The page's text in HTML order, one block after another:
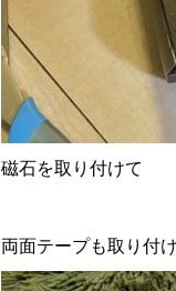
磁石を取り付けて
両面テープも取り付